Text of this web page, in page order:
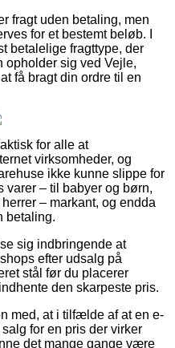
fragt uden betaling, men
for et bestemt beløb. I
betalelige fragttype, der
opholder sig ved Vejle,
få bragt din ordre til en
for alle at
virksomheder, og
ikke kunne slippe for
varer – til babyer og børn,
– markant, og endda
betaling.
sig indbringende at
efter udsalg på
stål før du placerer
den skarpeste pris.
med, at i tilfælde af at en e-
for en pris der virker
det mange gange være